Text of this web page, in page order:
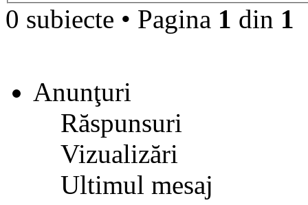
0 subiecte • Pagina 1 din 1
Anunţuri
Răspunsuri
Vizualizări
Ultimul mesaj